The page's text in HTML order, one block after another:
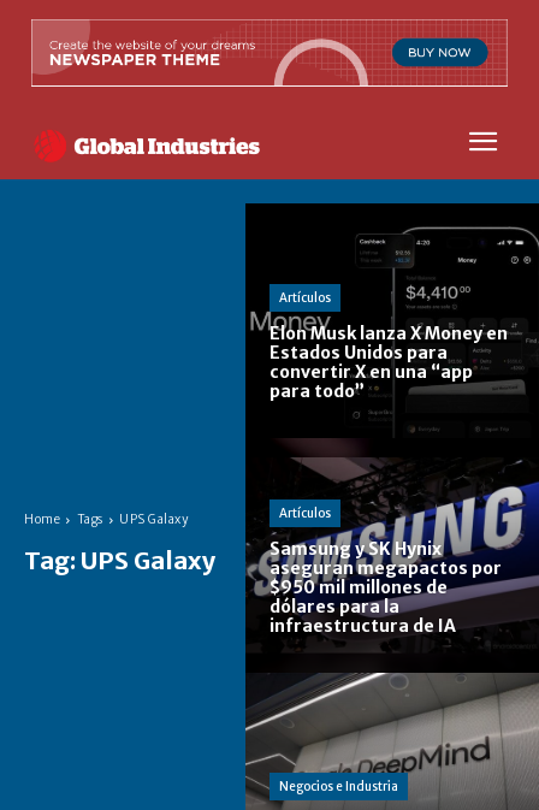
Home Tags UPS Galaxy
Tag: UPS Galaxy
Artículos
Elon Musk lanza X Money en
Estados Unidos para
convertir X en una “app
para todo”
Artículos
Samsung y SK Hynix
aseguran megapactos por
$950 mil millones de
dólares para la
infraestructura de IA
Negocios e Industria